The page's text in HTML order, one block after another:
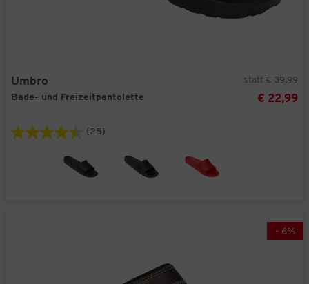
Umbro
Bade- und Freizeitpantolette
statt € 39,99
€ 22,99
(25)
- 6%